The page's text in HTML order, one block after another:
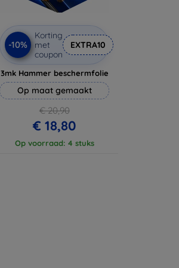
-10%
Korting
met
coupon
EXTRA10
3mk Hammer beschermfolie
Op maat gemaakt
€ 20,90
€ 18,80
Op voorraad: 4 stuks